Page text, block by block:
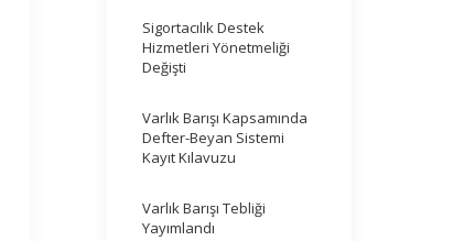
Sigortacılık Destek
Hizmetleri Yönetmeliği
Değişti
Varlık Barışı Kapsamında
Defter-Beyan Sistemi
Kayıt Kılavuzu
Varlık Barışı Tebliği
Yayımlandı